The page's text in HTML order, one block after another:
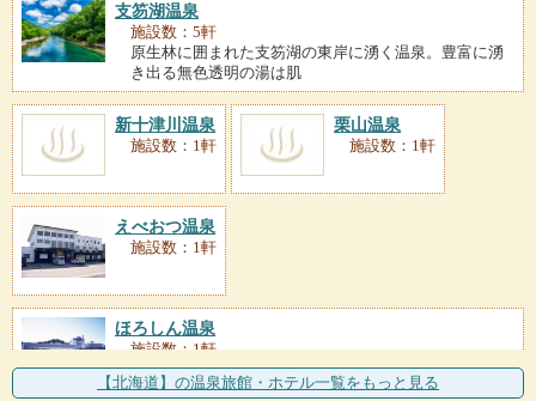
支笏湖温泉
施設数：5軒
原生林に囲まれた支笏湖の東岸に湧く温泉。豊富に湧
き出る無色透明の湯は肌
新十津川温泉
施設数：1軒
栗山温泉
施設数：1軒
えべおつ温泉
施設数：1軒
ほろしん温泉
施設数：1軒
幌新ダムの近くにある「ほたるの里」内に立地し、町
営の宿泊施設がある。隣
【北海道】の温泉旅館・ホテル一覧をもっと見る